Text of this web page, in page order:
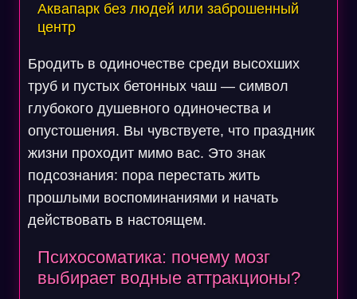
Аквапарк без людей или заброшенный
центр
Бродить в одиночестве среди высохших
труб и пустых бетонных чаш — символ
глубокого душевного одиночества и
опустошения. Вы чувствуете, что праздник
жизни проходит мимо вас. Это знак
подсознания: пора перестать жить
прошлыми воспоминаниями и начать
действовать в настоящем.
Психосоматика: почему мозг
выбирает водные аттракционы?